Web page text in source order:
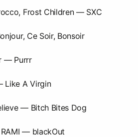
Frost Children — SXC
Ce Soir, Bonsoir
— Purrr
Like A Virgin
— Bitch Bites Dog
RAMI — blackOut